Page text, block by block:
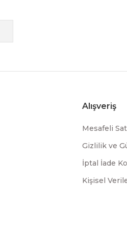
Alışveriş
Mesafeli
Gizlilik ve
İptal İade
Kişisel